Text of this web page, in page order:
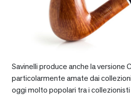
Savinelli produce anche la versione
particolarmente amate dai
oggi molto popolari tra i